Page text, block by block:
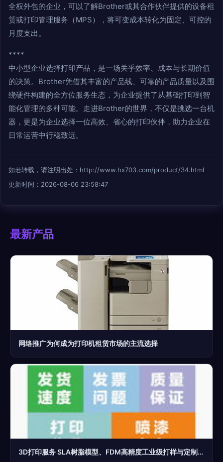
全权外包的企业，可以了解Brother或其合作伙伴提供的设备租
赁或打印管理服务（MPS），将可变成本转化为固定、可控的
月度支出。
****
中小型企业选择打印产品，是一场关乎效率、成本与长期价值
的决策。Brother凭借其丰富的产品线、可靠的产品质量以及围
绕硬件构建的全方位服务生态，为企业提供了从基础打印到智
能化管理的多种可能。走进Brother的世界，不仅是挑选一台机
器，更是为企业选择一位高效、省心的打印伙伴，助力企业在
日常运营中行稳致远。
如若转载，请注明出处：http://www.hx703.com/product/34.html
更新时间：2026-08-06 23:58:47
最新产品
网络推广为何成为打印机租赁市场的主流选择
3D打印服务 SLA树脂模型、FDM高精度工业级打样与定制全解析